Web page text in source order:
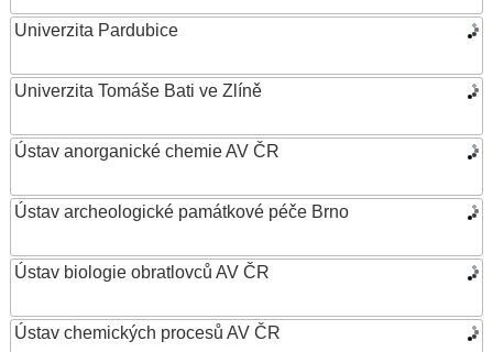
Univerzita Pardubice
Univerzita Tomáše Bati ve Zlíně
Ústav anorganické chemie AV ČR
Ústav archeologické památkové péče Brno
Ústav biologie obratlovců AV ČR
Ústav chemických procesů AV ČR